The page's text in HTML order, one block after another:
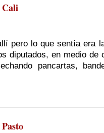
Cali
pero lo que sentía era
diputados, en medio de
pancartas,